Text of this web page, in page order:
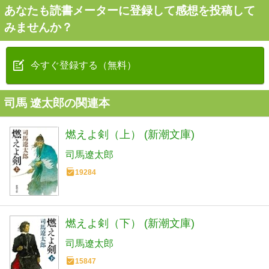
あなたも読書メーターに登録して感想を投稿して
みませんか？
今すぐ登録する（無料）
司馬 遼太郎の関連本
燃えよ剣（上） (新潮文庫)
司馬遼太郎
19284
燃えよ剣（下） (新潮文庫)
司馬遼太郎
15847